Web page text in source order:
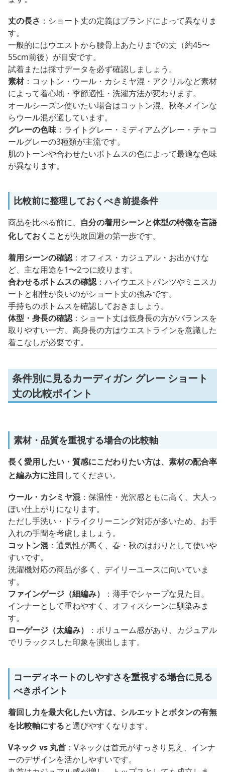
丈の長さ ：ショート丈の定義はブランドによって異なりま
す。
一般的にはウエストから腰骨上あたりまでの丈（約45〜
55cm前後）が目安です。
試着または採寸データを必ず確認しましょう。
素材：コットン・ウール・カシミヤ混・アクリルなど素材
によって着心地・季節適性・洗濯方法が変わります。
オールシーズン使いたい場合はコットン混、秋冬メインな
らウール混が適しています。
グレーの色味：ライトグレー・ミディアムグレー・チャコ
ールグレーの3種類が主流です。
肌のトーンや合わせたいボトムスの色によって最適な色味
が異なります。
比較前に整理しておくべき前提条件
商品を比べる前に、 自分の着用シーンと体型の特徴を言語
化しておくことが失敗回避の第一歩です。
着用シーンの確認：オフィス・カジュアル・お出かけな
ど、主な用途を1〜2つに絞ります。
合わせるボトムスの確認：ハイウエストパンツやミニスカ
ートと相性が良いのがショート丈の強みです。
手持ちのボトムスを確認しておきましょう。
体型・身長の確認：ショート丈は低身長の方がバランスを
取りやすい一方、高身長の方はウエストラインを意識した
着こなしが必要です。
条件別に見るカーディガン グレー ショート
丈の比較ポイント
素材・品質を重視する場合の比較軸
長く愛用したい・質感にこだわりたい方は、素材の配合率
と編み方に注目 してください。
ウール・カシミヤ混：保温性・光沢感ともに高く、大人っ
ぽい仕上がりになります。
ただし手洗い・ドライクリーニング対応が多いため、お手
入れの手間を考慮しましょう。
コットン混：通気性が高く、春・秋のはおりとして使いや
すいです。
洗濯機対応の商品が多く、デイリーユースに向いていま
す。
ファインゲージ（細編み）
：薄手でシャープな見た目。
インナーとして重ねやすく、オフィスシーンに馴染みま
す。
ローゲージ（太編み）
：ボリューム感があり、カジュアル
でリラックスした印象を演出します。
コーディネートのしやすさを重視する場合に見る
べきポイント
着回し力を最大化したい方は、シルエットとボタンの有無
を比較軸にすると選びやすくなります。
Vネック vs 丸首 ：Vネックは首元がすっきり見え、インナ
ーのデザインを活かしやすいです。